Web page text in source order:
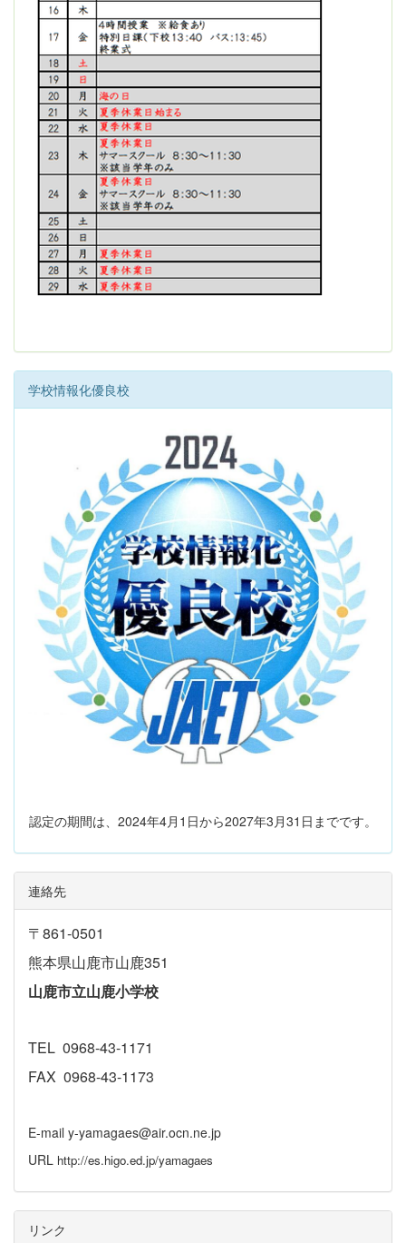
学校情報化優良校
認定の期間は、2024年4月1日から2027年3月31日までです。
連絡先
〒861-0501
熊本県山鹿市山鹿351
山鹿市立山鹿小学校
TEL 0968-43-1171
FAX 0968-43-1173
E-mail y-yamagaes@air.ocn.ne.jp
URL http://es.higo.ed.jp/yamagaes
リンク